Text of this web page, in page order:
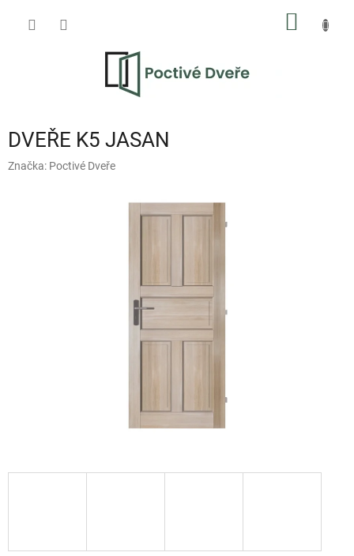
DVEŘE K5 JASAN
Značka: Poctivé Dveře